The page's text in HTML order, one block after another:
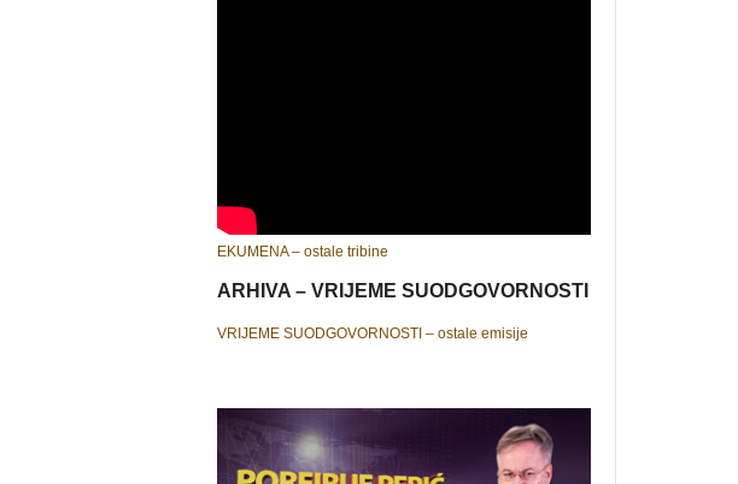
EKUMENA – ostale tribine
ARHIVA – VRIJEME SUODGOVORNOSTI
VRIJEME SUODGOVORNOSTI – ostale emisije